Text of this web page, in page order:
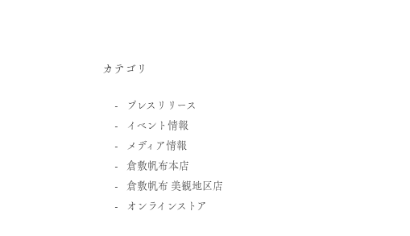
カテゴリ
プレスリリース
イベント情報
メディア情報
倉敷帆布本店
倉敷帆布 美観地区店
オンラインストア